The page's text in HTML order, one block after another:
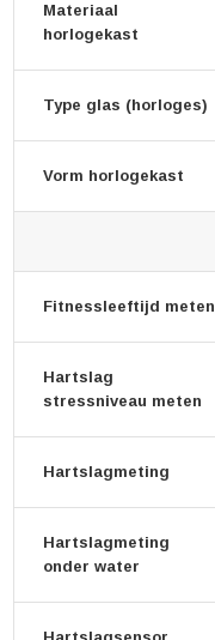
Materiaal
horlogekast
Type glas (horloges)
Vorm horlogekast
Fitnessleeftijd meten
Hartslag
stressniveau meten
Hartslagmeting
Hartslagmeting
onder water